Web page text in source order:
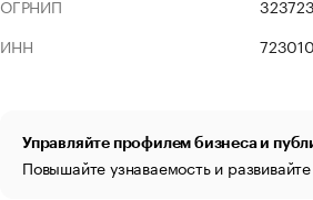
ОГРНИП
ИНН
Управляйте профилем бизнеса и
Повышайте узнаваемость и